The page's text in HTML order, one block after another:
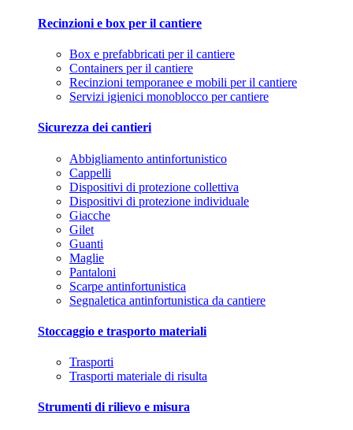
Recinzioni e box per il cantiere
Box e prefabbricati per il cantiere
Containers per il cantiere
Recinzioni temporanee e mobili per il cantiere
Servizi igienici monoblocco per cantiere
Sicurezza dei cantieri
Abbigliamento antinfortunistico
Cappelli
Dispositivi di protezione collettiva
Dispositivi di protezione individuale
Giacche
Gilet
Guanti
Maglie
Pantaloni
Scarpe antinfortunistica
Segnaletica antinfortunistica da cantiere
Stoccaggio e trasporto materiali
Trasporti
Trasporti materiale di risulta
Strumenti di rilievo e misura